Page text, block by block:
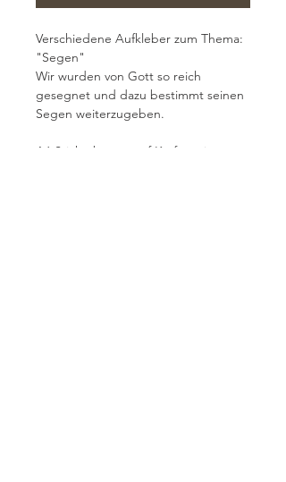
Verschiedene Aufkleber zum Thema:
"Segen"
Wir wurden von Gott so reich
gesegnet und dazu bestimmt seinen
Segen weiterzugeben.
A6 Stickerbogen auf Kraftpapier